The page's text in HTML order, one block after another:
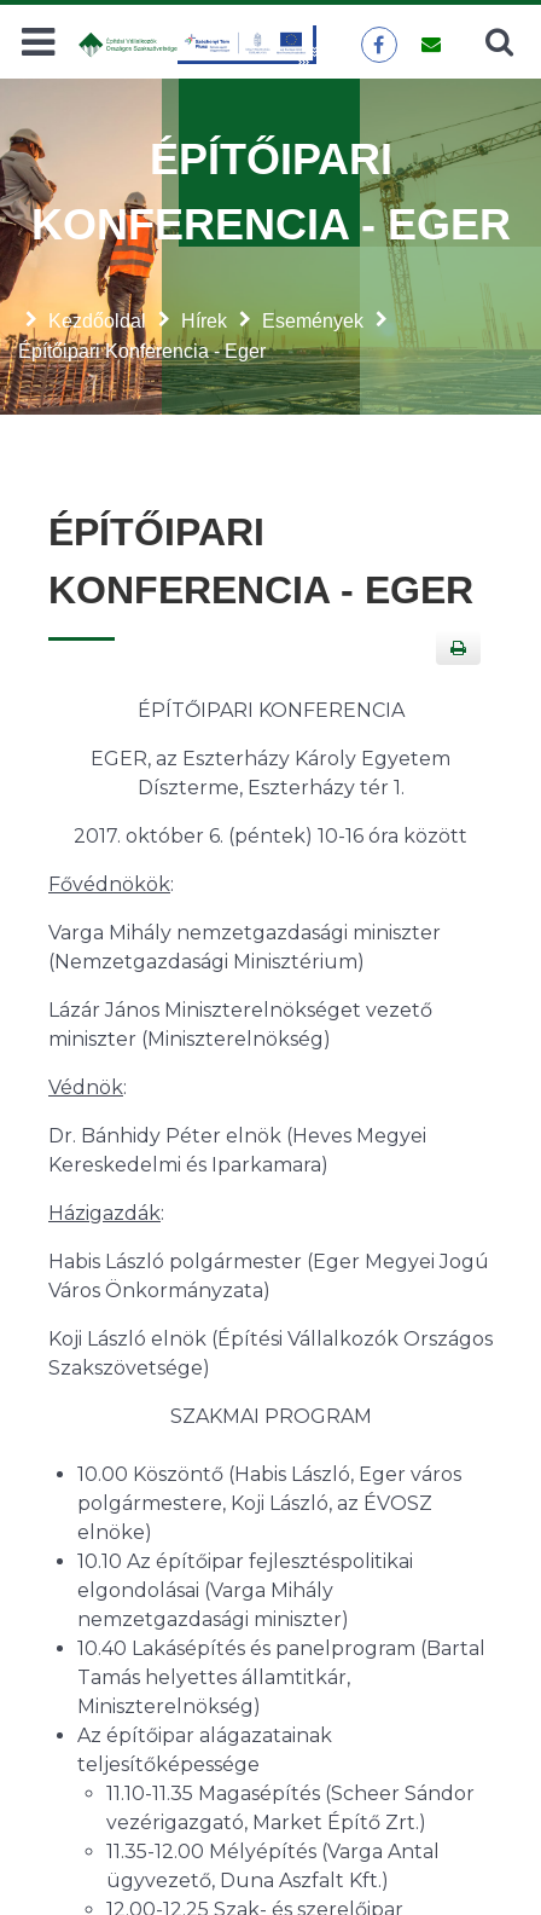
Keresés
Kezdőoldal Hírek
Események
Építőipari Konferencia - Eger
ÉPÍTŐIPARI
KONFERENCIA - EGER
ÉPÍTŐIPARI
KONFERENCIA - EGER
ÉPÍTŐIPARI KONFERENCIA
EGER, az Eszterházy Károly Egyetem
Díszterme, Eszterházy tér 1.
2017. október 6. (péntek) 10-16 óra között
Fővédnökök:
Varga Mihály nemzetgazdasági miniszter
(Nemzetgazdasági Minisztérium)
Lázár János Miniszterelnökséget vezető
miniszter (Miniszterelnökség)
Védnök:
Dr. Bánhidy Péter elnök (Heves Megyei
Kereskedelmi és Iparkamara)
Házigazdák:
Habis László polgármester (Eger Megyei Jogú
Város Önkormányzata)
Koji László elnök (Építési Vállalkozók Országos
Szakszövetsége)
SZAKMAI PROGRAM
10.00 Köszöntő (Habis László, Eger város
polgármestere, Koji László, az ÉVOSZ
elnöke)
10.10 Az építőipar fejlesztéspolitikai
elgondolásai (Varga Mihály
nemzetgazdasági miniszter)
10.40 Lakásépítés és panelprogram (Bartal
Tamás helyettes államtitkár,
Miniszterelnökség)
Az építőipar alágazatainak
teljesítőképessége
11.10-11.35 Magasépítés (Scheer Sándor
vezérigazgató, Market Építő Zrt.)
11.35-12.00 Mélyépítés (Varga Antal
ügyvezető, Duna Aszfalt Kft.)
12.00-12.25 Szak- és szerelőipar